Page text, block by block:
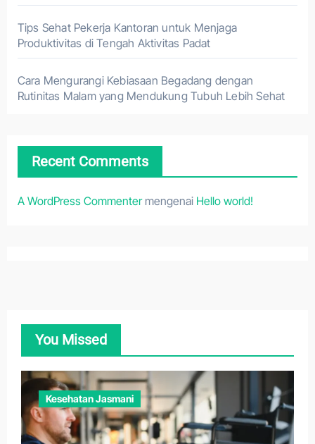
Tips Sehat Pekerja Kantoran untuk Menjaga
Produktivitas di Tengah Aktivitas Padat
Cara Mengurangi Kebiasaan Begadang dengan
Rutinitas Malam yang Mendukung Tubuh Lebih Sehat
Recent Comments
A WordPress Commentermengenai Hello world!
You Missed
Kesehatan Jasmani